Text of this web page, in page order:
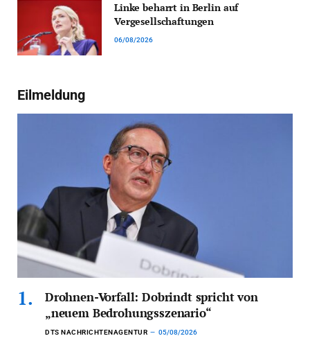
Linke beharrt in Berlin auf
Vergesellschaftungen
06/08/2026
Eilmeldung
Drohnen-Vorfall: Dobrindt spricht von
„neuem Bedrohungsszenario“
DTS NACHRICHTENAGENTUR 05/08/2026